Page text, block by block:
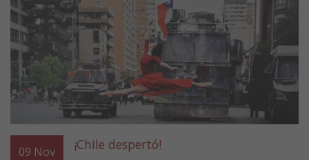
09 Nov ¡Chile despertó!